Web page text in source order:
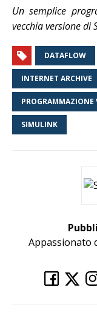
Un semplice
vecchia versione di
DATAFLOW
INTERNET ARCHIVE
PROGRAMMAZIONE
SIMULINK
Appassionato